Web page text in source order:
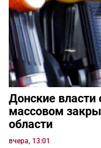
Донские власти
массовом
области
вчера, 13:01